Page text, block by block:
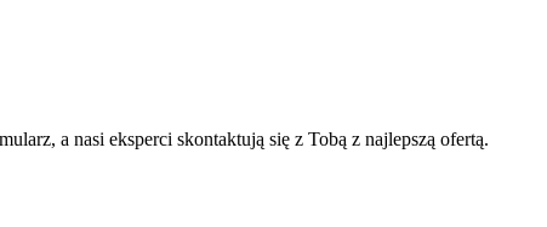
a nasi eksperci skontaktują się z Tobą z najlepszą ofertą.